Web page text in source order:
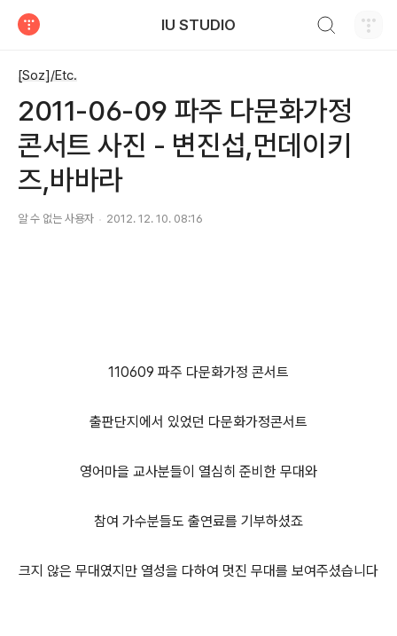
IU STUDIO
[Soz]/Etc.
2011-06-09 파주 다문화가정
콘서트 사진 - 변진섭,먼데이키
즈,바바라
알 수 없는 사용자 2012. 12. 10. 08:16
110609 파주 다문화가정 콘서트
출판단지에서 있었던 다문화가정콘서트
영어마을 교사분들이 열심히 준비한 무대와
참여 가수분들도 출연료를 기부하셨죠
크지 않은 무대였지만 열성을 다하여 멋진 무대를 보여주셨습니다